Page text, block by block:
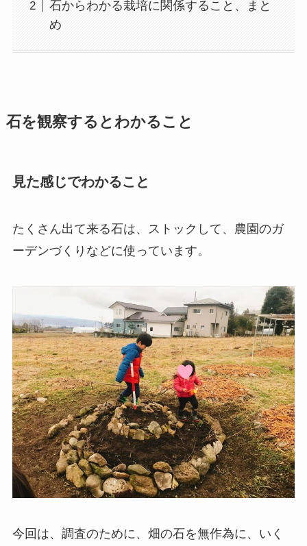
石からわかる栽培に関係すること、まと
め
石を観察するとわかること
見た感じでわかること
たくさん出て来る石は、ストックして、農園のガ
ーデンづくりなどに使っています。
今回は、調査のために、畑の石を無作為に、いく